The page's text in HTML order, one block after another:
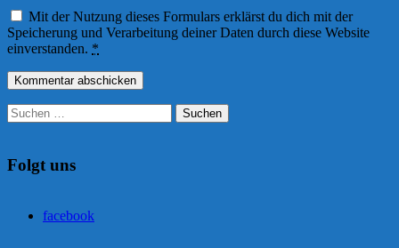
Mit der Nutzung dieses Formulars erklärst du dich mit der
Speicherung und Verarbeitung deiner Daten durch diese Website
einverstanden. *
Suchen
nach:
Folgt uns
facebook